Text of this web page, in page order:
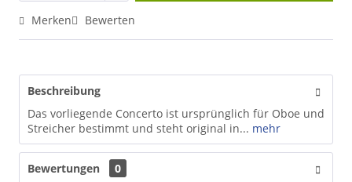
Merken Bewerten
Beschreibung
Das vorliegende Concerto ist ursprünglich für Oboe und
Streicher bestimmt und steht original in... mehr
Bewertungen
0